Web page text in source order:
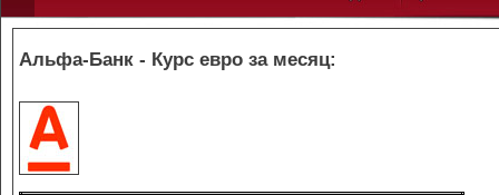
Альфа-Банк - Курс евро за месяц: